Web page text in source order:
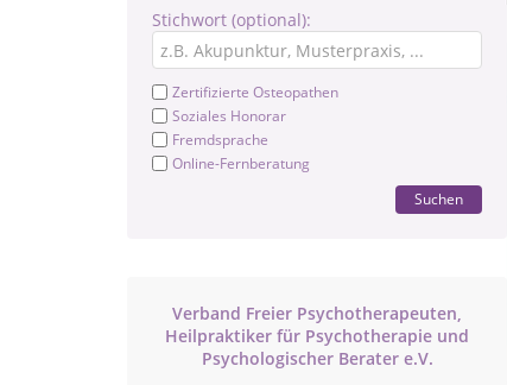
Stichwort (optional):
Zertifizierte Osteopathen
Soziales Honorar
Fremdsprache
Online-Fernberatung
Suchen
Verband Freier Psychotherapeuten,
Heilpraktiker für Psychotherapie und
Psychologischer Berater e.V.